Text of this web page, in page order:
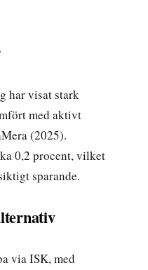
har visat stark
med aktivt
(2025).
0,2 procent, vilket
sparande.
via ISK, med